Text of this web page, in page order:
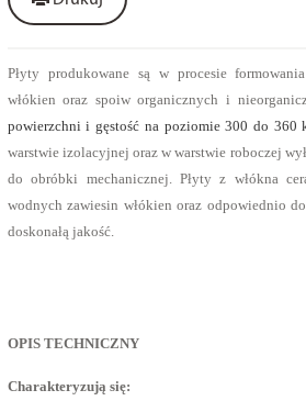
Płyty produkowane są w procesie
włókien oraz spoiw organicznych i
powierzchni i gęstość na poziomie 300 do 360
warstwie izolacyjnej oraz w warstwie roboczej
do obróbki mechanicznej. Płyty z włókna
wodnych zawiesin włókien oraz odpowiednio
doskonałą jakość.
OPIS TECHNICZNY
Charakteryzują się: